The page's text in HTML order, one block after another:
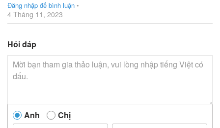
Đăng nhập để bình luận •
4 Tháng 11, 2023
Hỏi đáp
Anh Chị